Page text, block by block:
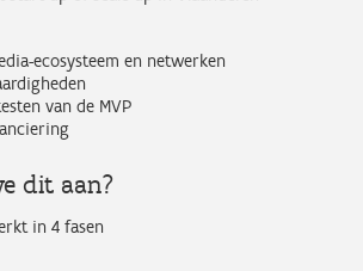
ecosysteem en netwerken
van de MVP
dit aan?
in 4 fasen